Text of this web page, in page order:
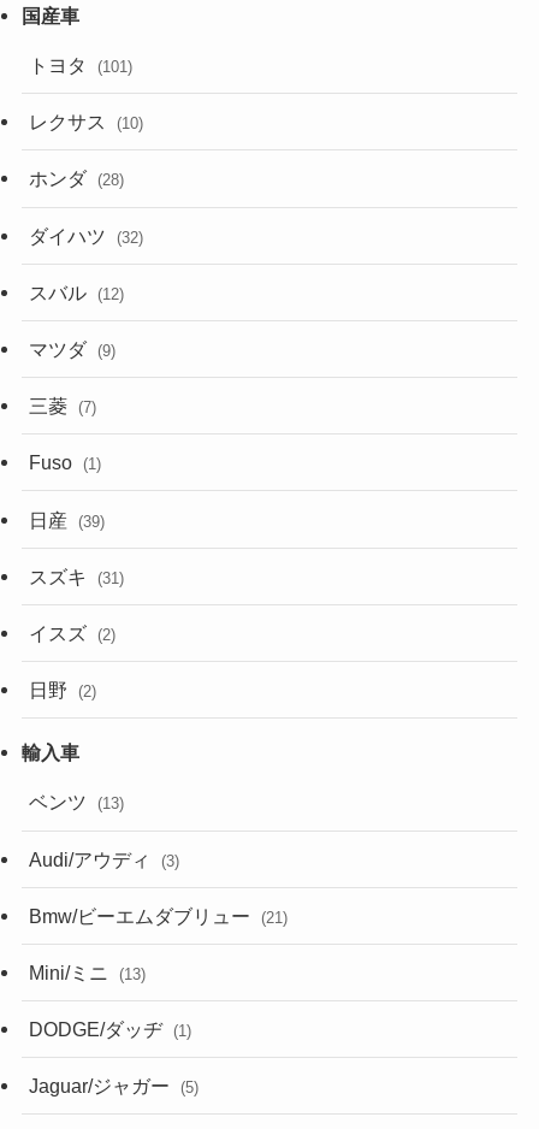
トヨタ (101)
レクサス (10)
ホンダ (28)
ダイハツ (32)
スバル (12)
マツダ (9)
三菱 (7)
Fuso (1)
日産 (39)
スズキ (31)
イスズ (2)
日野 (2)
ベンツ (13)
Audi/アウディ (3)
Bmw/ビーエムダブリュー (21)
Mini/ミニ (13)
DODGE/ダッヂ (1)
Jaguar/ジャガー (5)